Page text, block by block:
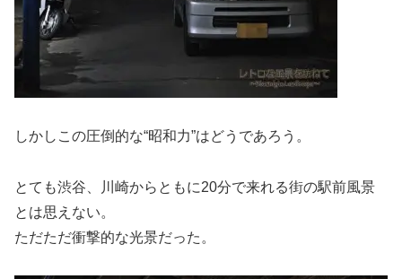
しかしこの圧倒的な“昭和力”はどうであろう。
とても渋谷、川崎からともに20分で来れる街の駅前風景
とは思えない。
ただただ衝撃的な光景だった。